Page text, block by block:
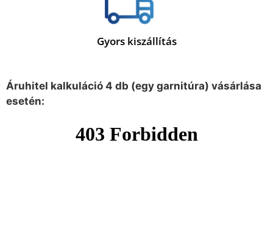
Gyors kiszállítás
Áruhitel kalkuláció 4 db (egy garnitúra) vásárlása
esetén: